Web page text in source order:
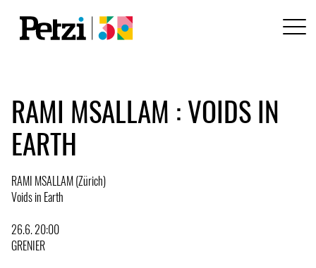
RAMI MSALLAM : VOIDS IN
EARTH
RAMI MSALLAM (Zürich)
Voids in Earth
26.6. 20:00
GRENIER